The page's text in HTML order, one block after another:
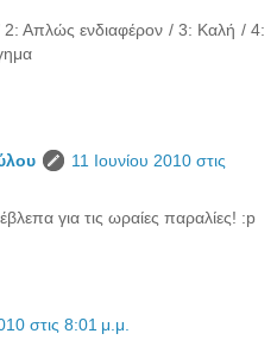
Απλώς ενδιαφέρον / 3: Καλή / 4:
11 Ιουνίου 2010 στις
για τις ωραίες παραλίες! :p
στις 8:01 μ.μ.